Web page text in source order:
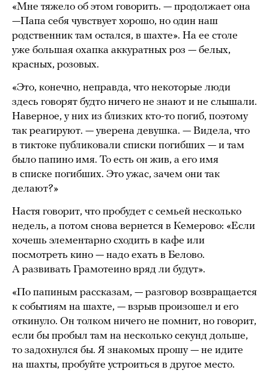
«Мне тяжело об этом говорить. — продолжает она
—Папа себя чувствует хорошо, но один наш
родственник там остался, в шахте». На ее столе
уже большая охапка аккуратных роз — белых,
красных, розовых.
«Это, конечно, неправда, что некоторые люди
здесь говорят будто ничего не знают и не слышали.
Наверное, у них из близких кто-то погиб, поэтому
так реагируют. — уверена девушка. — Видела, что
в тиктоке публиковали списки погибших — и там
было папино имя. То есть он жив, а его имя
в списке погибших. Это ужас, зачем они так
делают?»
Настя говорит, что пробудет с семьей несколько
недель, а потом снова вернется в Кемерово: «Если
хочешь элементарно сходить в кафе или
посмотреть кино — надо ехать в Белово.
А развивать Грамотеино вряд ли будут».
«По папиным рассказам, — разговор возвращается
к событиям на шахте, — взрыв произошел и его
откинуло. Он толком ничего не помнит, но говорит,
если бы пробыл там на несколько секунд дольше,
то задохнулся бы. Я знакомых прошу — не идите
на шахты, пробуйте устроиться в другое место.